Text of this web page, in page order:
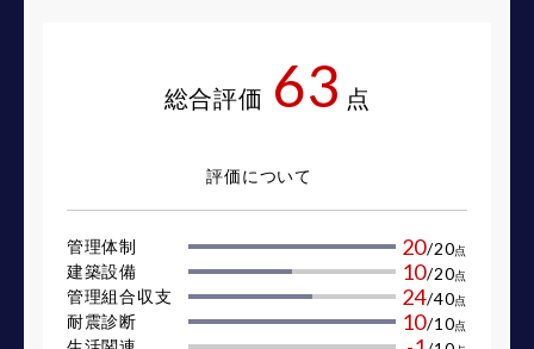
総合評価 63 点
評価について
管理体制 20/20点
建築設備 10/20点
管理組合収支 24/40点
耐震診断 10/10点